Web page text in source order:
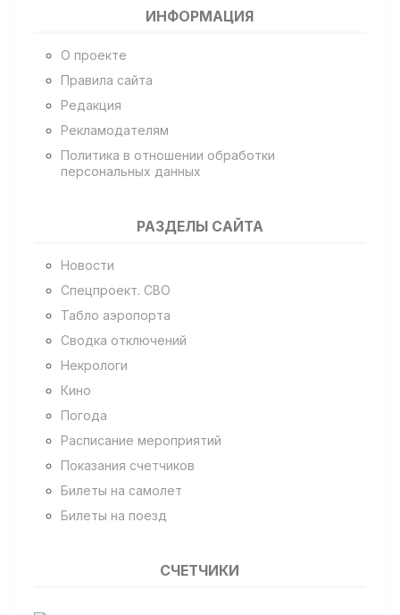
ИНФОРМАЦИЯ
О проекте
Правила сайта
Редакция
Рекламодателям
Политика в отношении обработки
персональных данных
РАЗДЕЛЫ САЙТА
Новости
Спецпроект. СВО
Табло аэропорта
Сводка отключений
Некрологи
Кино
Погода
Расписание мероприятий
Показания счетчиков
Билеты на самолет
Билеты на поезд
СЧЕТЧИКИ